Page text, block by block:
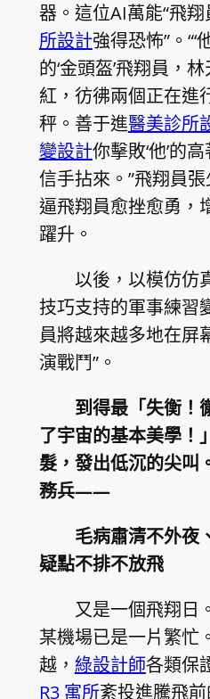
器。這位AI萬能“飛翔
所設計強得恐怖”。“‘
的‘金頭盔’飛翔員，
紅，彷彿兩個正在進
秤。善于進醫美診所
變設計你擊敗‘他’的
信手拈來。”飛翔員張
逼飛翔員愈挫愈勇，
躍升。
以後，以模仿仿
技巧支持的軍事練習
員將越來越多地在屏
演戰鬥”。
到得最「失衡！
了宇宙的基本美學！
髮，發出低沉的尖叫
務兵——
毛病肅清不外夜
疑點不排不放飛
又是一個飛翔日
某機場已是一片繁忙
越， 綠設計師各類保
R3 寓所紊投進騰飛